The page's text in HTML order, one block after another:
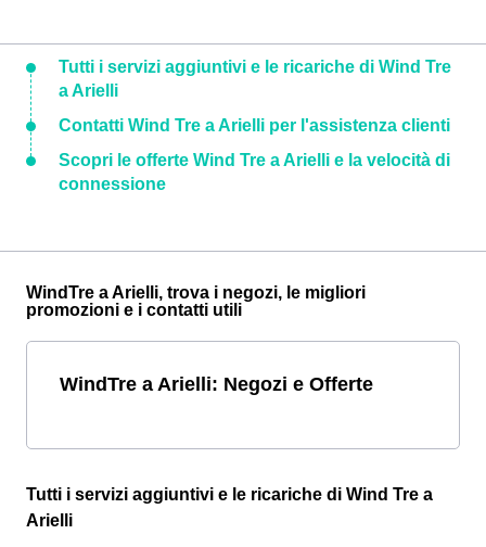
Tutti i servizi aggiuntivi e le ricariche di Wind Tre
a Arielli
Contatti Wind Tre a Arielli per l'assistenza clienti
Scopri le offerte Wind Tre a Arielli e la velocità di
connessione
WindTre a Arielli, trova i negozi, le migliori
promozioni e i contatti utili
WindTre a Arielli: Negozi e Offerte
Tutti i servizi aggiuntivi e le ricariche di Wind Tre a
Arielli